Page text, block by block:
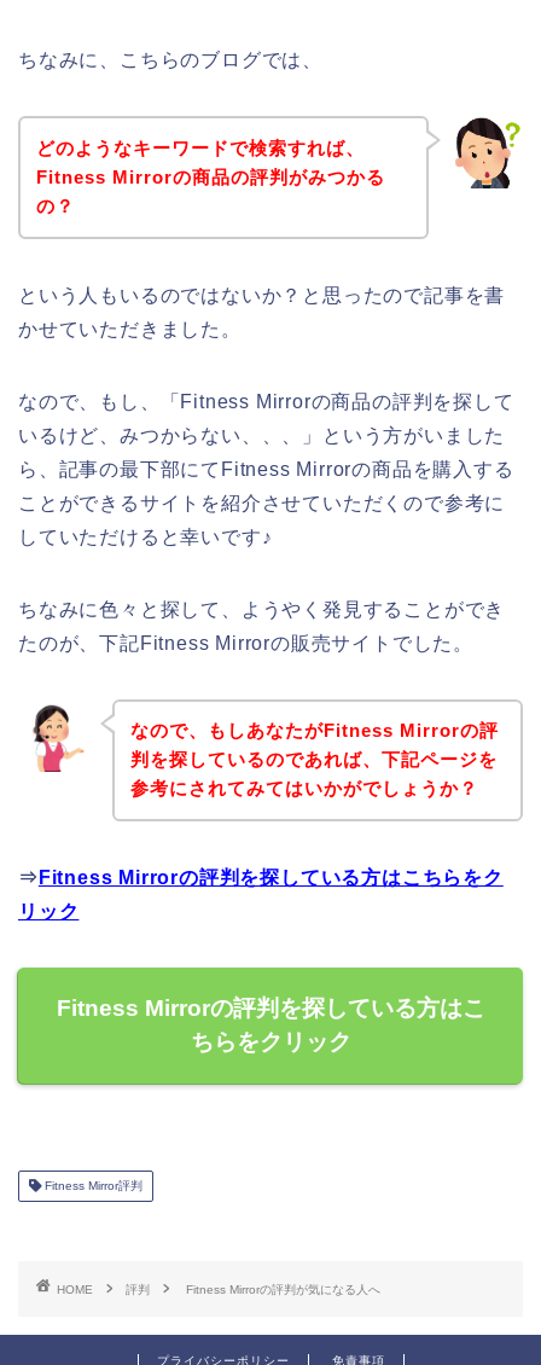
ちなみに、こちらのブログでは、
どのようなキーワードで検索すれば、
Fitness Mirrorの商品の評判がみつかる
の？
という人もいるのではないか？と思ったので記事を書
かせていただきました。
なので、もし、「Fitness Mirrorの商品の評判を探して
いるけど、みつからない、、、」という方がいました
ら、記事の最下部にてFitness Mirrorの商品を購入する
ことができるサイトを紹介させていただくので参考に
していただけると幸いです♪
ちなみに色々と探して、ようやく発見することができ
たのが、下記Fitness Mirrorの販売サイトでした。
なので、もしあなたがFitness Mirrorの評
判を探しているのであれば、下記ページを
参考にされてみてはいかがでしょうか？
⇒ Fitness Mirrorの評判を探している方はこちらをク
リック
Fitness Mirrorの評判を探している方はこ
ちらをクリック
Fitness Mirror評判
HOME 評判 Fitness Mirrorの評判が気になる人へ
プライバシーポリシー 免責事項